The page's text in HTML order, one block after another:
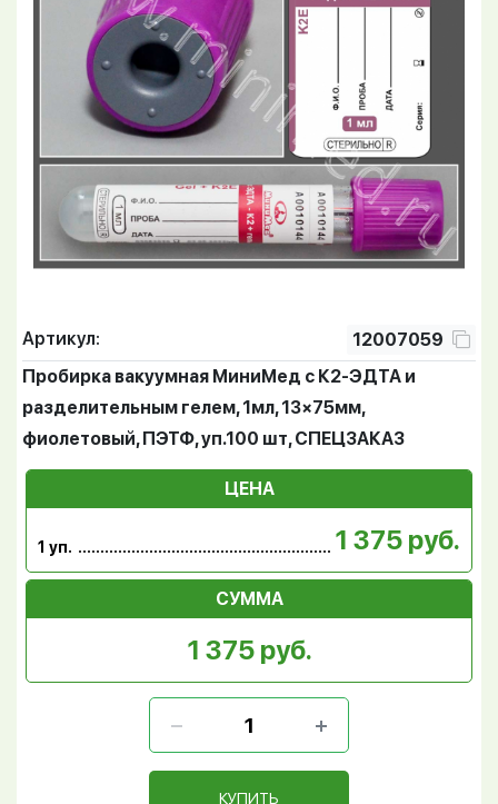
Артикул:
12007059
Пробирка вакуумная МиниМед с К2-ЭДТА и
разделительным гелем, 1мл, 13×75мм,
фиолетовый, ПЭТФ, уп.100 шт, СПЕЦЗАКАЗ
ЦЕНА
1 уп. 1 375 руб.
СУММА
1 375 руб.
КУПИТЬ